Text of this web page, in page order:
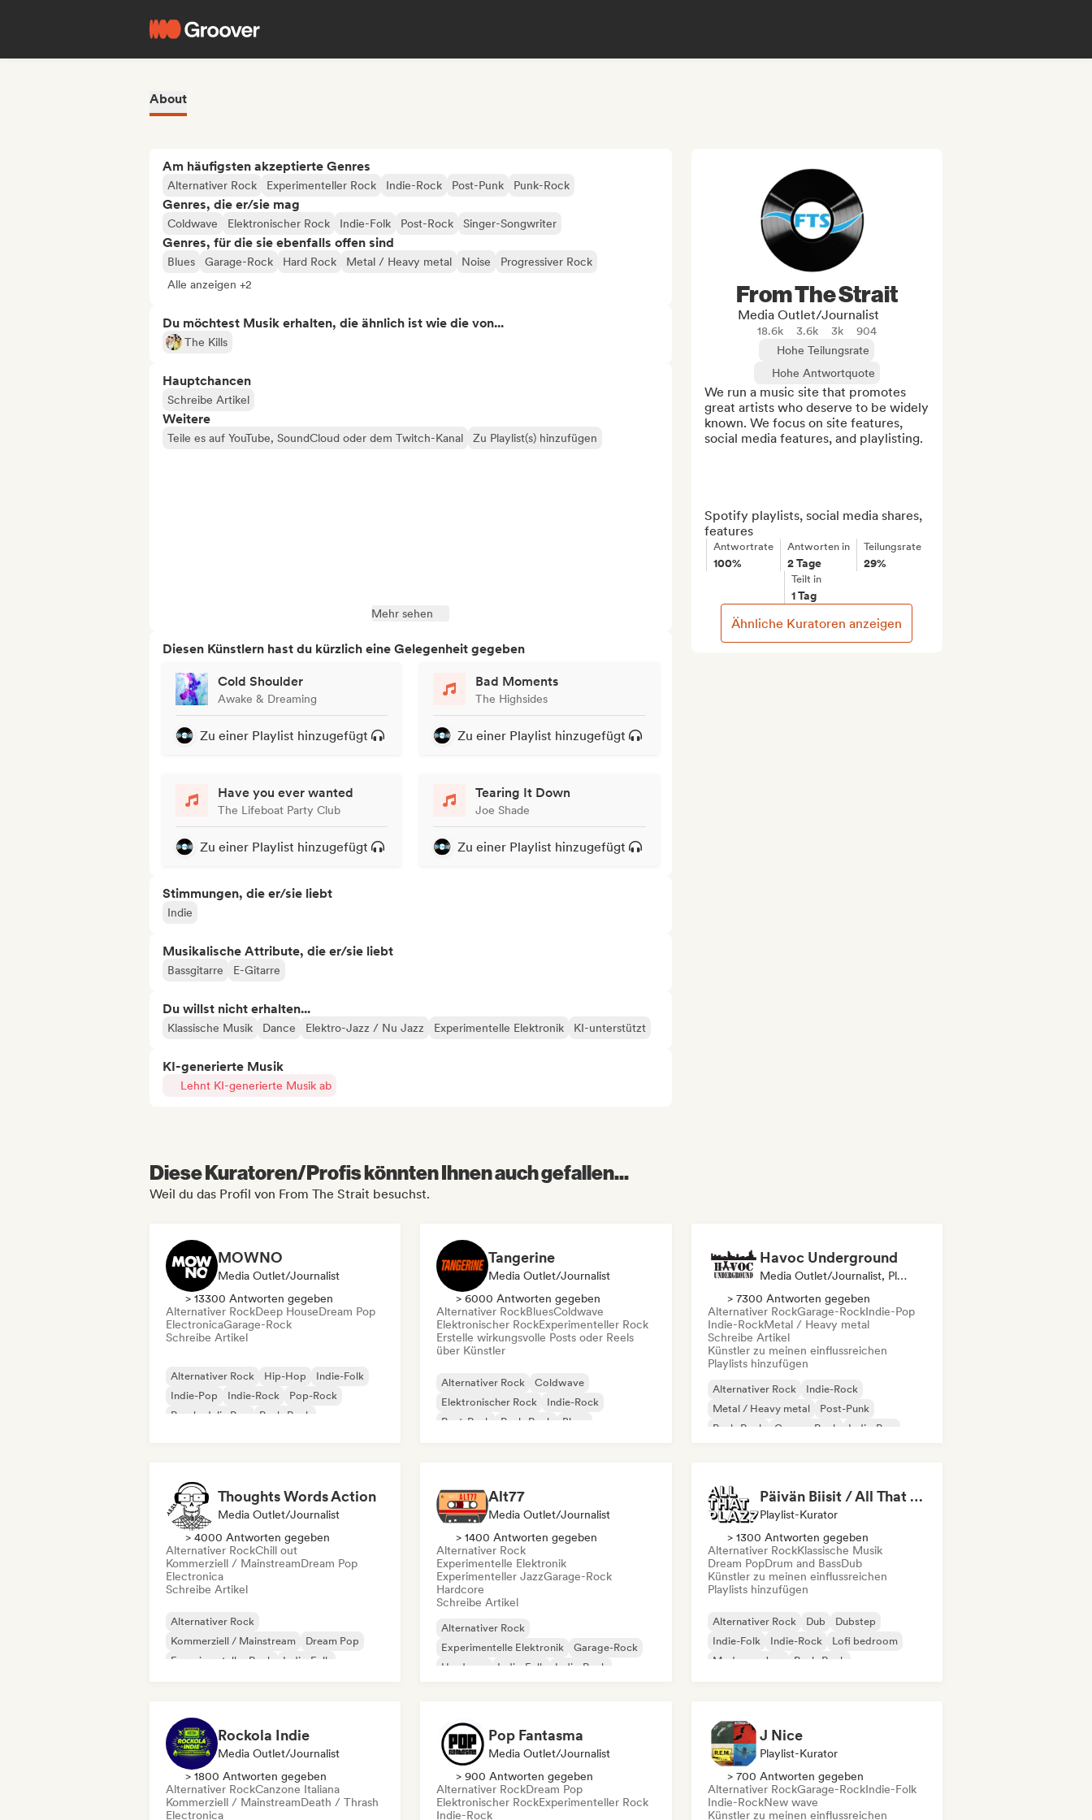
About
Am häufigsten akzeptierte Genres
Alternativer Rock Experimenteller Rock Indie-Rock Post-Punk Punk-Rock
Genres, die er/sie mag
Coldwave Elektronischer Rock Indie-Folk Post-Rock Singer-Songwriter
Genres, für die sie ebenfalls offen sind
Blues Garage-Rock Hard Rock Metal / Heavy metal Noise
Progressiver Rock
Alle anzeigen +2
Du möchtest Musik erhalten, die ähnlich ist wie die von...
The Kills
Hauptchancen
Schreibe Artikel
Weitere
Teile es auf YouTube, SoundCloud oder dem Twitch-Kanal Zu Playlist(s) hinzufügen
Mehr sehen
Diesen Künstlern hast du kürzlich eine Gelegenheit gegeben
Cold Shoulder
Awake & Dreaming
Zu einer Playlist hinzugefügt
Bad Moments
The Highsides
Zu einer Playlist hinzugefügt
Have you ever wanted
The Lifeboat Party Club
Zu einer Playlist hinzugefügt
Tearing It Down
Joe Shade
Zu einer Playlist hinzugefügt
Stimmungen, die er/sie liebt
Indie
Musikalische Attribute, die er/sie liebt
Bassgitarre E-Gitarre
Du willst nicht erhalten...
Klassische Musik Dance Elektro-Jazz / Nu Jazz Experimentelle Elektronik KI-unterstützt
KI-generierte Musik
Lehnt KI-generierte Musik ab
From The Strait
Media Outlet/Journalist
18.6k 3.6k 3k
904
Hohe Teilungsrate
Hohe Antwortquote
We run a music site that promotes
great artists who deserve to be widely
known. We focus on site features,
social media features, and playlisting.
Spotify playlists, social media shares,
features
Antwortrate
100%
Antworten in
2 Tage
Teilungsrate
29%
Teilt in
1 Tag
Ähnliche Kuratoren anzeigen
Diese Kuratoren/Profis könnten Ihnen auch gefallen...
Weil du das Profil von From The Strait besuchst.
MOWNO
Media Outlet/Journalist
> 13300 Antworten gegeben
Alternativer RockDeep HouseDream Pop
ElectronicaGarage-Rock
Schreibe Artikel
Alternativer Rock Hip-Hop
Indie-Folk
Indie-Pop
Indie-Rock
Pop-Rock
Psychedelic Pop
Punk-Rock
Tangerine
Media Outlet/Journalist
> 6000 Antworten gegeben
Alternativer RockBluesColdwave
Elektronischer RockExperimenteller Rock
Erstelle wirkungsvolle Posts oder Reels
über Künstler
Alternativer Rock
Coldwave
Elektronischer Rock
Indie-Rock
Post-Punk
Punk-Rock
Blues
Havoc Underground
Media Outlet/Journalist, Playlist-Kurator
> 7300 Antworten gegeben
Alternativer RockGarage-RockIndie-Pop
Indie-RockMetal / Heavy metal
Schreibe Artikel
Künstler zu meinen einflussreichen
Playlists hinzufügen
Alternativer Rock
Indie-Rock
Metal / Heavy metal
Post-Punk
Punk-Rock
Garage-Rock
Indie-Pop
Thoughts Words Action
Media Outlet/Journalist
> 4000 Antworten gegeben
Alternativer RockChill out
Kommerziell / MainstreamDream Pop
Electronica
Schreibe Artikel
Alternativer Rock
Kommerziell / Mainstream
Dream Pop
Experimenteller Rock
Indie-Folk
Alt77
Media Outlet/Journalist
> 1400 Antworten gegeben
Alternativer Rock
Experimentelle Elektronik
Experimenteller JazzGarage-Rock
Hardcore
Schreibe Artikel
Alternativer Rock
Experimentelle Elektronik
Garage-Rock
Hardcore
Indie-Folk
Indie-Rock
Päivän Biisit / All That Plazz
Playlist-Kurator
> 1300 Antworten gegeben
Alternativer RockKlassische Musik
Dream PopDrum and BassDub
Künstler zu meinen einflussreichen
Playlists hinzufügen
Alternativer Rock Dub
Dubstep
Indie-Folk
Indie-Rock
Lofi bedroom
Moderner Jazz
Punk-Rock
Rockola Indie
Media Outlet/Journalist
> 1800 Antworten gegeben
Alternativer RockCanzone Italiana
Kommerziell / MainstreamDeath / Thrash
Electronica
Pop Fantasma
Media Outlet/Journalist
> 900 Antworten gegeben
Alternativer RockDream Pop
Elektronischer RockExperimenteller Rock
Indie-Rock
J Nice
Playlist-Kurator
> 700 Antworten gegeben
Alternativer RockGarage-RockIndie-Folk
Indie-RockNew wave
Künstler zu meinen einflussreichen